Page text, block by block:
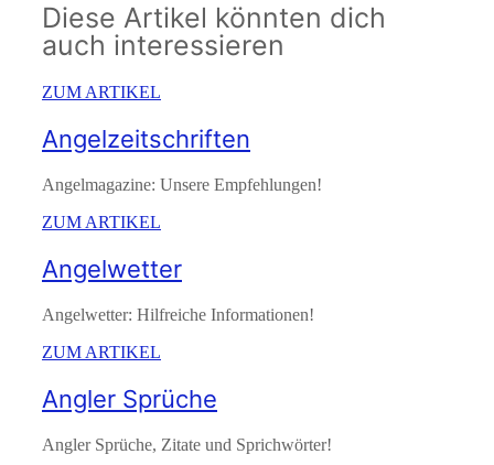
Diese Artikel könnten dich
auch interessieren
ZUM ARTIKEL
Angelzeitschriften
Angelmagazine: Unsere Empfehlungen!
ZUM ARTIKEL
Angelwetter
Angelwetter: Hilfreiche Informationen!
ZUM ARTIKEL
Angler Sprüche
Angler Sprüche, Zitate und Sprichwörter!